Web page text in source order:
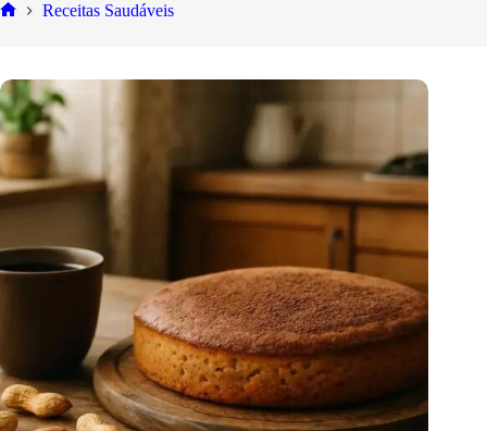
Receitas Saudáveis